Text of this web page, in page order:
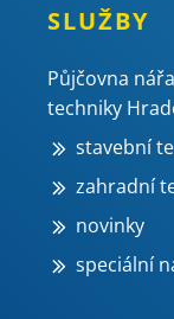
SLUŽBY
Půjčovna
techniky
stavební
zahradní
novinky
speciální